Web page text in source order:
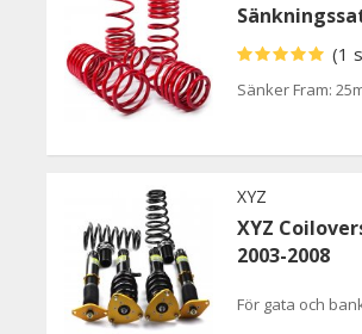
(1
Sänker Fram:
XYZ
XYZ
2003-2008
För gata och